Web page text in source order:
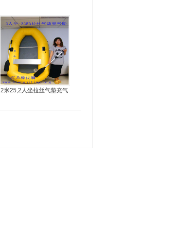
2米25,2人坐拉丝气垫充气